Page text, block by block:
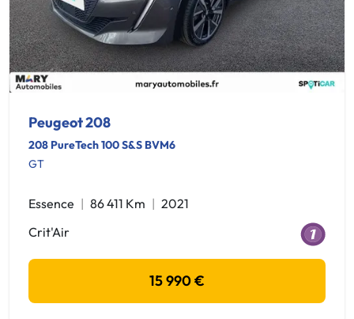
Peugeot 208
208 PureTech 100 S&S BVM6
GT
Essence 86 411 Km
2021
Crit'Air
15 990 €